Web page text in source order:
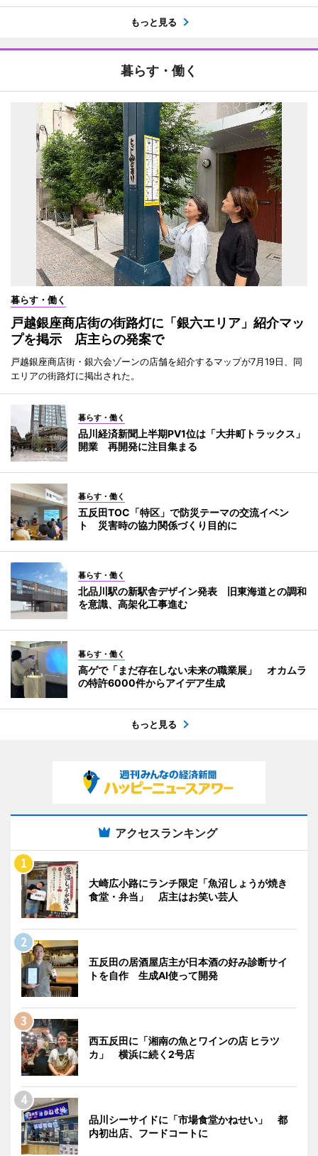
もっと見る
暮らす・働く
暮らす・働く
戸越銀座商店街の街路灯に「銀六エリア」紹介マッ
プを掲示 店主らの発案で
戸越銀座商店街・銀六会ゾーンの店舗を紹介するマップが7月19日、同
エリアの街路灯に掲出された。
暮らす・働く
品川経済新聞上半期PV1位は「大井町トラックス」
開業 再開発に注目集まる
暮らす・働く
五反田TOC「特区」で防災テーマの交流イベン
ト 災害時の協力関係づくり目的に
暮らす・働く
北品川駅の新駅舎デザイン発表 旧東海道との調和
を意識、高架化工事進む
暮らす・働く
高ゲで「まだ存在しない未来の職業展」 オカムラ
の特許6000件からアイデア生成
もっと見る
アクセスランキング
大崎広小路にランチ限定「魚沼しょうが焼き
食堂・弁当」 店主はお笑い芸人
五反田の居酒屋店主が日本酒の好み診断サイ
トを自作 生成AI使って開発
西五反田に「湘南の魚とワインの店 ヒラツ
カ」 横浜に続く2号店
品川シーサイドに「市場食堂かねせい」 都
内初出店、フードコートに